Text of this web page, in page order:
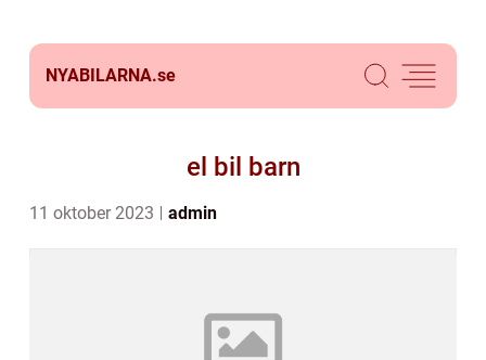
NYABILARNA.se
el bil barn
11 oktober 2023 admin